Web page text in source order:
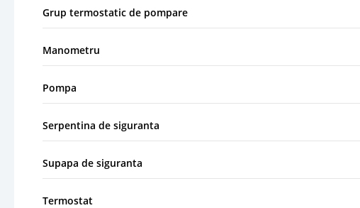
Grup termostatic de pompare
Manometru
Pompa
Serpentina de siguranta
Supapa de siguranta
Termostat